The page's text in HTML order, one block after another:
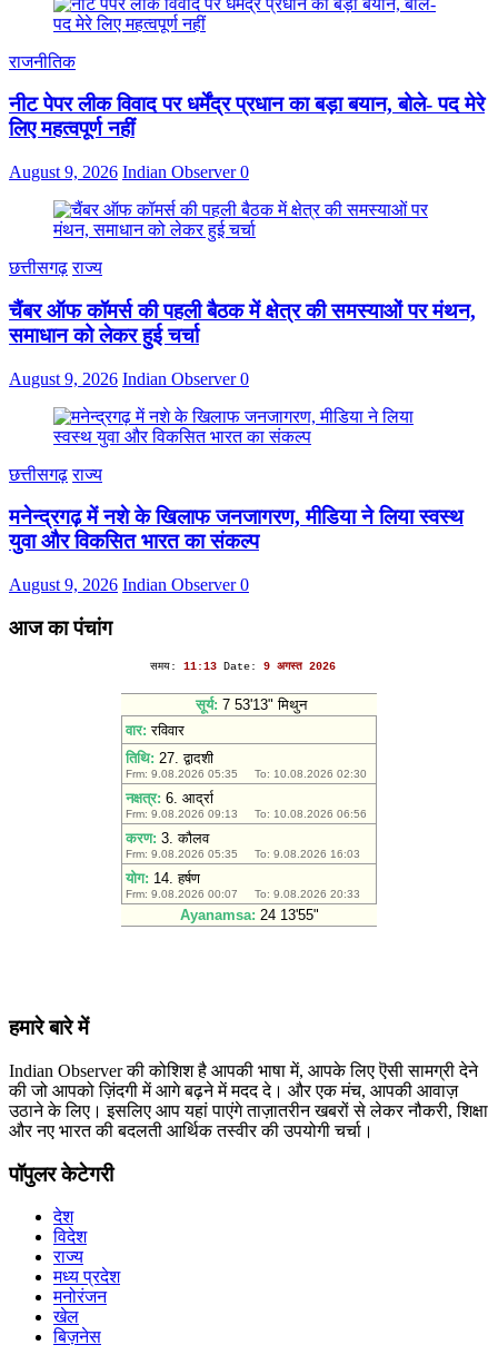
राजनीतिक
नीट पेपर लीक विवाद पर धर्मेंद्र प्रधान का बड़ा बयान, बोले- पद मेरे
लिए महत्वपूर्ण नहीं
August 9, 2026 Indian Observer0
छत्तीसगढ़ राज्य
चैंबर ऑफ कॉमर्स की पहली बैठक में क्षेत्र की समस्याओं पर मंथन,
समाधान को लेकर हुई चर्चा
August 9, 2026 Indian Observer0
छत्तीसगढ़ राज्य
मनेन्द्रगढ़ में नशे के खिलाफ जनजागरण, मीडिया ने लिया स्वस्थ
युवा और विकसित भारत का संकल्प
August 9, 2026 Indian Observer0
आज का पंचांग
हमारे बारे में
Indian Observer की कोशिश है आपकी भाषा में, आपके लिए ऎसी सामग्री देने
की जो आपको ज़िंदगी में आगे बढ़ने में मदद दे। और एक मंच, आपकी आवाज़
उठाने के लिए। इसलिए आप यहां पाएंगे ताज़ातरीन खबरों से लेकर नौकरी, शिक्षा
और नए भारत की बदलती आर्थिक तस्वीर की उपयोगी चर्चा।
पॉपुलर केटेगरी
देश
विदेश
राज्य
मध्य प्रदेश
मनोरंजन
खेल
बिज़नेस